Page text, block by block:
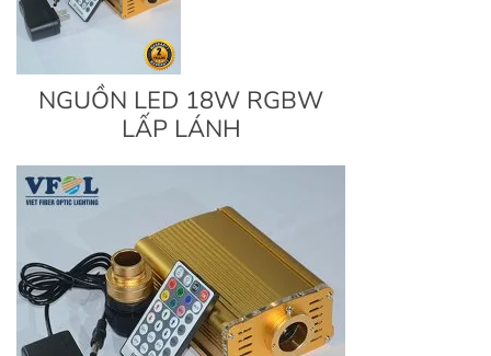
NGUỒN LED 18W RGBW
LẤP LÁNH